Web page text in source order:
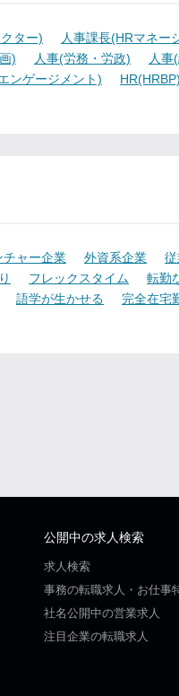
ター) 人事課長(HRマネー
) 人事(労務・労政) 人事
ンゲージメント) HR(HRBP)
チャー企業 外資系企業
フレックスタイム 転勤
語学が生かせる 完全在宅
公開中の求人検索
求人検索
事務の転職求人・お仕事
社名公開中の営業求人
注目企業の転職求人